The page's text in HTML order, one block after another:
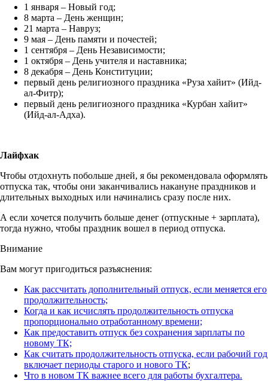
1 января – Новый год;
8 марта – День женщин;
21 марта – Навруз;
9 мая – День памяти и почестей;
1 сентября – День Независимости;
1 октября – День учителя и наставника;
8 декабря – День Конституции;
первый день религиозного праздника «Руза хайит» (Ийд-
ал-Фитр);
первый день религиозного праздника «Курбан хайит»
(Ийд-ал-Адха).
Лайфхак
Чтобы отдохнуть побольше дней, я бы рекомендовала оформлять
отпуска так, чтобы они заканчивались накануне праздников и
длительных выходных или начинались сразу после них.
А если хочется получить больше денег (отпускные + зарплата),
тогда нужно, чтобы праздник вошел в период отпуска.
Внимание
Вам могут пригодиться разъяснения:
Как рассчитать дополнительный отпуск, если меняется его
продолжительность;
Когда и как исчислять продолжительность отпуска
пропорционально отработанному времени;
Как предоставить отпуск без сохранения зарплаты по
новому ТК;
Как считать продолжительность отпуска, если рабочий год
включает периоды старого и нового ТК;
Что в новом ТК важнее всего для работы бухгалтера.